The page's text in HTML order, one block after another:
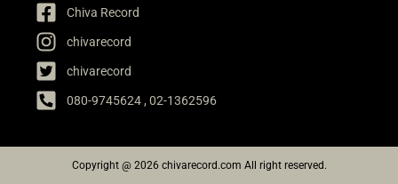
Chiva Record
chivarecord
chivarecord
080-9745624 , 02-1362596
Copyright @ 2026 chivarecord.com All right reserved.